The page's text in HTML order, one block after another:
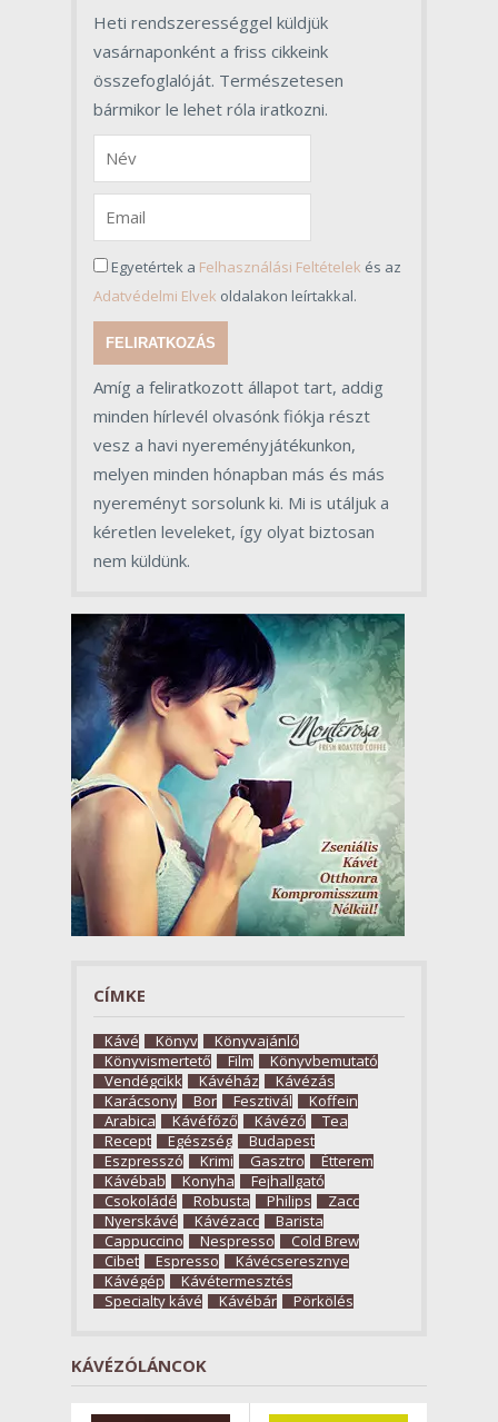
Heti rendszerességgel küldjük
vasárnaponként a friss cikkeink
összefoglalóját. Természetesen
bármikor le lehet róla iratkozni.
Egyetértek a Felhasználási Feltételek és az
Adatvédelmi Elvek oldalakon leírtakkal.
FELIRATKOZÁS
Amíg a feliratkozott állapot tart, addig
minden hírlevél olvasónk fiókja részt
vesz a havi nyereményjátékunkon,
melyen minden hónapban más és más
nyereményt sorsolunk ki. Mi is utáljuk a
kéretlen leveleket, így olyat biztosan
nem küldünk.
CÍMKE
Kávé Könyv
Könyvajánló
Könyvismertető
Film
Könyvbemutató
Vendégcikk
Kávéház
Kávézás
Karácsony
Bor Fesztivál
Koffein
Arabica
Kávéfőző Kávézó
Tea
Recept
Egészség
Budapest
Eszpresszó
Krimi Gasztro
Étterem
Kávébab
Konyha
Fejhallgató
Csokoládé
Robusta Philips
Zacc
Nyerskávé
Kávézacc
Barista
Cappuccino
Nespresso
Cold Brew
Cibet
Espresso
Kávécseresznye
Kávégép
Kávétermesztés
Specialty kávé
Kávébár Pörkölés
KÁVÉZÓLÁNCOK